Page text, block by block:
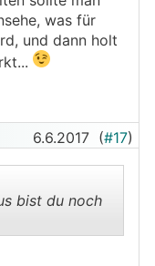
was für
und dann holt
6.6.2017 (#17)
bist du noch